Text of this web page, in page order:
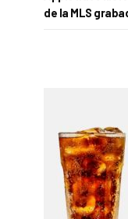
de la MLS